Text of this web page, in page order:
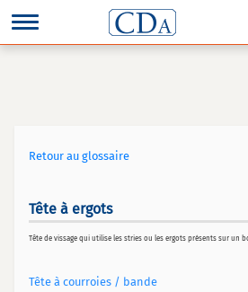
Retour au glossaire
Tête à ergots
Tête de vissage qui utilise les stries ou les ergots présents sur un
Tête à courroies / bande